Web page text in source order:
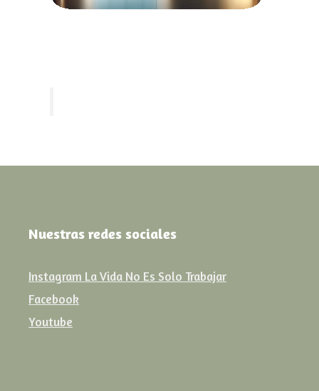
Nuestras redes sociales
Instagram La Vida No Es Solo Trabajar
Facebook
Youtube